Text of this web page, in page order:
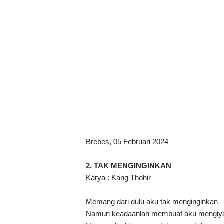
Brebes, 05 Februari 2024
2. TAK MENGINGINKAN
Karya : Kang Thohir
Memang dari dulu aku tak menginginkan
Namun keadaanlah membuat aku